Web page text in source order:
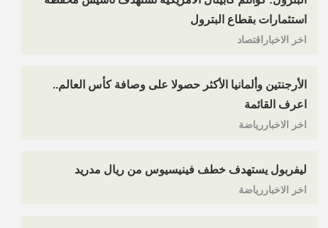
استثمارات بقطاع البترول
اخر الاخباراقتصاد
الأرجنتين وألمانيا الأكثر حصولا على وصافة كأس العالم..
اعرف القائمة
اخر الاخباررياضة
ليفربول يستهدف خطف فينيسيوس من ريال مدريد
اخر الاخباررياضة